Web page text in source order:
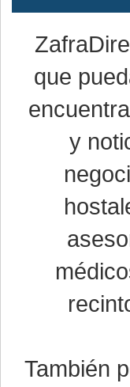
que
y
También